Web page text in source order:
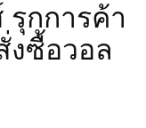
กการค้า
ซื้อวอล